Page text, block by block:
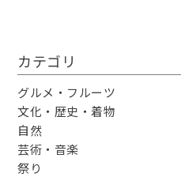
カテゴリ
グルメ・フルーツ
文化・歴史・着物
自然
芸術・音楽
祭り